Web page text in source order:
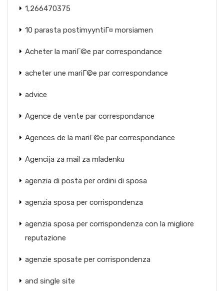
1,266470375
10 parasta postimyyntiГ¤ morsiamen
Acheter la mariГ©e par correspondance
acheter une mariГ©e par correspondance
advice
Agence de vente par correspondance
Agences de la mariГ©e par correspondance
Agencija za mail za mladenku
agenzia di posta per ordini di sposa
agenzia sposa per corrispondenza
agenzia sposa per corrispondenza con la migliore
reputazione
agenzie sposate per corrispondenza
and single site